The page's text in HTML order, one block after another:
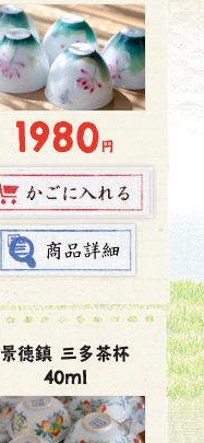
1980円
景徳鎮 三多茶杯
40ml